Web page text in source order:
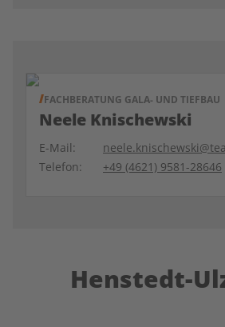
FACHBERATUNG GALA- UND TIEFBAU
Neele Knischewski
E-Mail:
Telefon:
+49 (4621) 9581-28646
Henstedt-